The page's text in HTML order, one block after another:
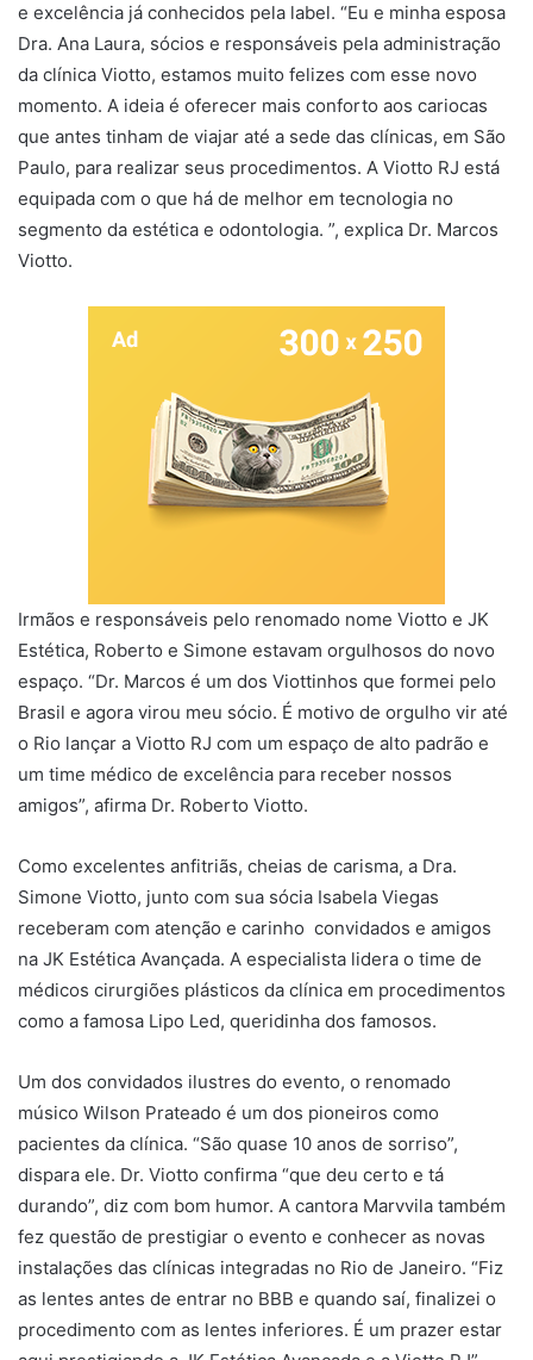
e excelência já conhecidos pela label. “Eu e minha esposa
Dra. Ana Laura, sócios e responsáveis pela administração
da clínica Viotto, estamos muito felizes com esse novo
momento. A ideia é oferecer mais conforto aos cariocas
que antes tinham de viajar até a sede das clínicas, em São
Paulo, para realizar seus procedimentos. A Viotto RJ está
equipada com o que há de melhor em tecnologia no
segmento da estética e odontologia. ”, explica Dr. Marcos
Viotto.
Irmãos e responsáveis pelo renomado nome Viotto e JK
Estética, Roberto e Simone estavam orgulhosos do novo
espaço. “Dr. Marcos é um dos Viottinhos que formei pelo
Brasil e agora virou meu sócio. É motivo de orgulho vir até
o Rio lançar a Viotto RJ com um espaço de alto padrão e
um time médico de excelência para receber nossos
amigos”, afirma Dr. Roberto Viotto.
Como excelentes anfitriãs, cheias de carisma, a Dra.
Simone Viotto, junto com sua sócia Isabela Viegas
receberam com atenção e carinho convidados e amigos
na JK Estética Avançada. A especialista lidera o time de
médicos cirurgiões plásticos da clínica em procedimentos
como a famosa Lipo Led, queridinha dos famosos.
Um dos convidados ilustres do evento, o renomado
músico Wilson Prateado é um dos pioneiros como
pacientes da clínica. “São quase 10 anos de sorriso”,
dispara ele. Dr. Viotto confirma “que deu certo e tá
durando”, diz com bom humor. A cantora Marvvila também
fez questão de prestigiar o evento e conhecer as novas
instalações das clínicas integradas no Rio de Janeiro. “Fiz
as lentes antes de entrar no BBB e quando saí, finalizei o
procedimento com as lentes inferiores. É um prazer estar